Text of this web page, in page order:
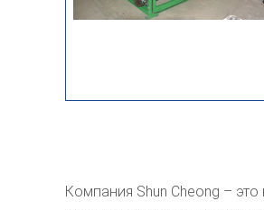
Компания Shun Cheong –